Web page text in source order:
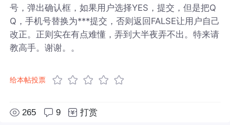
号，弹出确认框，如果用户选择YES，提交，但是把Q
Q，手机号替换为***提交，否则返回FALSE让用户自己
改正。正则实在有点难懂，弄到大半夜弄不出。特来请
教高手。谢谢。。
给本帖投票
265 9 打赏